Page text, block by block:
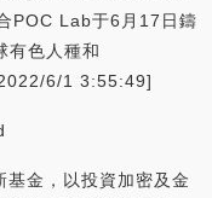
POC Lab于6月17日鑄
有色人種和
6/1 3:55:49]
金，以投資加密及金